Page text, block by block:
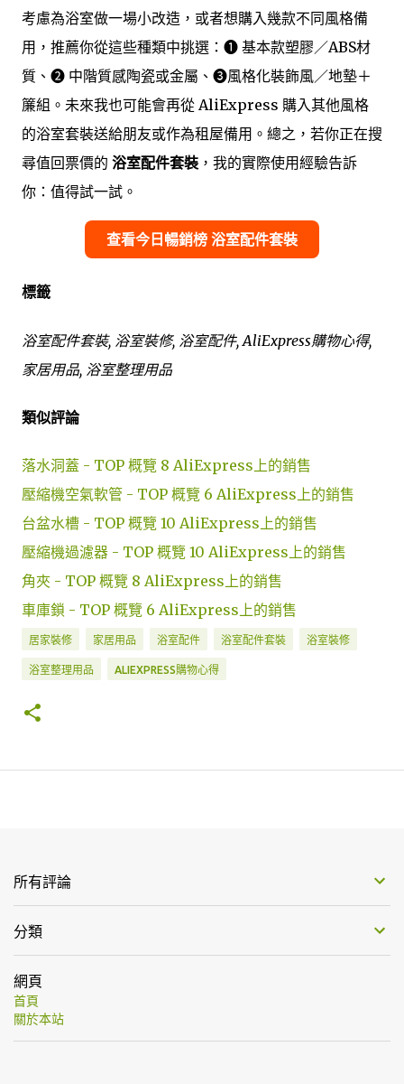
考慮為浴室做一場小改造，或者想購入幾款不同風格備
用，推薦你從這些種類中挑選：➊ 基本款塑膠／ABS材
質、➋ 中階質感陶瓷或金屬、➌風格化裝飾風／地墊＋
簾組。未來我也可能會再從 AliExpress 購入其他風格
的浴室套裝送給朋友或作為租屋備用。總之，若你正在搜
尋值回票價的 浴室配件套裝 ，我的實際使用經驗告訴
你：值得試一試。
查看今日暢銷榜 浴室配件套裝
標籤
浴室配件套裝, 浴室裝修, 浴室配件, AliExpress購物心得,
家居用品, 浴室整理用品
類似評論
落水洞蓋 - TOP 概覽 8 AliExpress上的銷售
壓縮機空氣軟管 - TOP 概覽 6 AliExpress上的銷售
台盆水槽 - TOP 概覽 10 AliExpress上的銷售
壓縮機過濾器 - TOP 概覽 10 AliExpress上的銷售
角夾 - TOP 概覽 8 AliExpress上的銷售
車庫鎖 - TOP 概覽 6 AliExpress上的銷售
居家裝修 家居用品 浴室配件 浴室配件套裝 浴室裝修
浴室整理用品 ALIEXPRESS購物心得
所有評論
分類
網頁
首頁
關於本站